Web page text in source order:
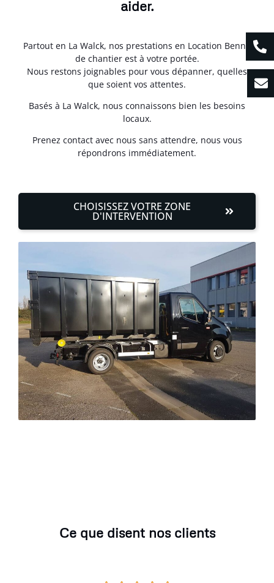
aider.
Partout en La Walck, nos prestations en Location Benne
de chantier est à votre portée.
Nous restons joignables pour vous dépanner, quelles
que soient vos attentes.
Basés à La Walck, nous connaissons bien les besoins
locaux.
Prenez contact avec nous sans attendre, nous vous
répondrons immédiatement.
CHOISISSEZ VOTRE ZONE
D'INTERVENTION
Ce que disent nos clients